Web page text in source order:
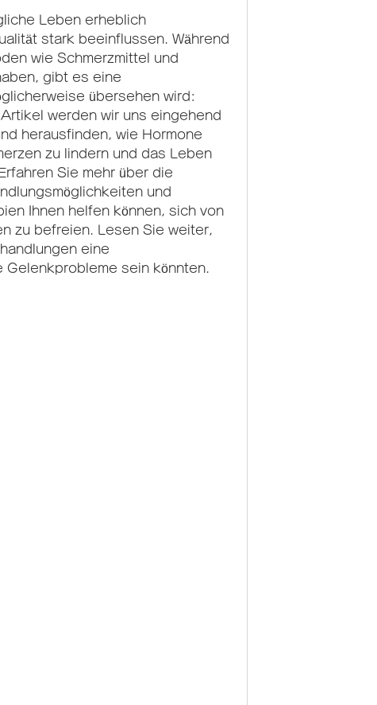
Leben erheblich
stark beeinflussen. Während
wie Schmerzmittel und
gibt es eine
übersehen wird:
werden wir uns eingehend
herausfinden, wie Hormone
zu lindern und das Leben
Sie mehr über die
und
Ihnen helfen können, sich von
zu befreien. Lesen Sie weiter,
eine
Gelenkprobleme sein könnten.